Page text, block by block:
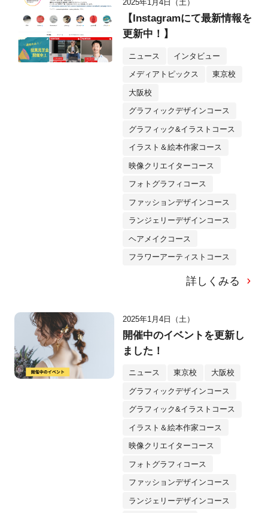
2025年1月4日（土）
【Instagramにて最新情報を
更新中！】
ニュース インタビュー
メディアトピックス 東京校
大阪校
グラフィックデザインコース
グラフィック&イラストコース
イラスト＆絵本作家コース
映像クリエイターコース
フォトグラフィコース
ファッションデザインコース
ランジェリーデザインコース
ヘアメイクコース
フラワーアーティストコース
詳しくみる
2025年1月4日（土）
開催中のイベントを更新し
ました！
ニュース 東京校 大阪校
グラフィックデザインコース
グラフィック&イラストコース
イラスト＆絵本作家コース
映像クリエイターコース
フォトグラフィコース
ファッションデザインコース
ランジェリーデザインコース